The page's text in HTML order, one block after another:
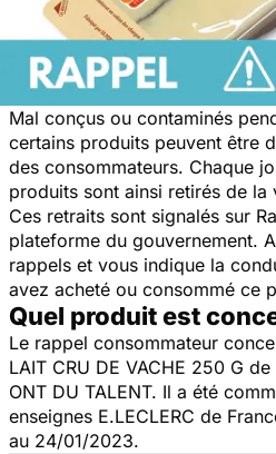
Mal conçus ou contaminés
certains produits peuvent être
des consommateurs. Chaque
produits sont ainsi retirés de la
Ces retraits sont signalés sur
plateforme du gouvernement.
rappels et vous indique la
avez acheté ou consommé ce
Quel produit est
Le rappel consommateur
LAIT CRU DE VACHE 250 G
ONT DU TALENT. Il a été
enseignes E.LECLERC de
au 24/01/2023.